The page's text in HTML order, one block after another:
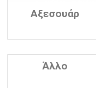
Αξεσουάρ
Άλλο